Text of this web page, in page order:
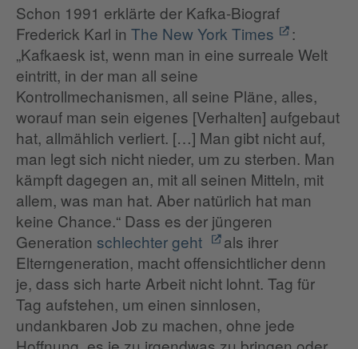
Schon 1991 erklärte der Kafka-Biograf
Frederick Karl in The New York Times
:
„Kafkaesk ist, wenn man in eine surreale Welt
eintritt, in der man all seine
Kontrollmechanismen, all seine Pläne, alles,
worauf man sein eigenes [Verhalten] aufgebaut
hat, allmählich verliert. […] Man gibt nicht auf,
man legt sich nicht nieder, um zu sterben. Man
kämpft dagegen an, mit all seinen Mitteln, mit
allem, was man hat. Aber natürlich hat man
keine Chance.“ Dass es der jüngeren
Generation schlechter geht
als ihrer
Elterngeneration, macht offensichtlicher denn
je, dass sich harte Arbeit nicht lohnt. Tag für
Tag aufstehen, um einen sinnlosen,
undankbaren Job zu machen, ohne jede